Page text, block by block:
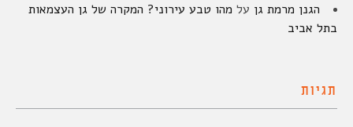
הגנן מרמת גן על מהו טבע עירוני? המקרה של גן העצמאות
בתל אביב
תגיות